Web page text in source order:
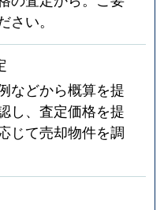
い。
などから概算を提
し、査定価格を提
じて売却物件を調